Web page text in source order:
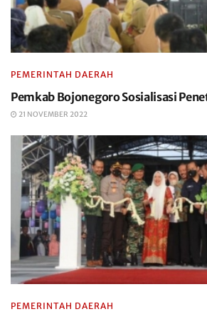
PEMERINTAH DAERAH
Pemkab Bojonegoro Sosialisasi
21 NOVEMBER 2022
PEMERINTAH DAERAH